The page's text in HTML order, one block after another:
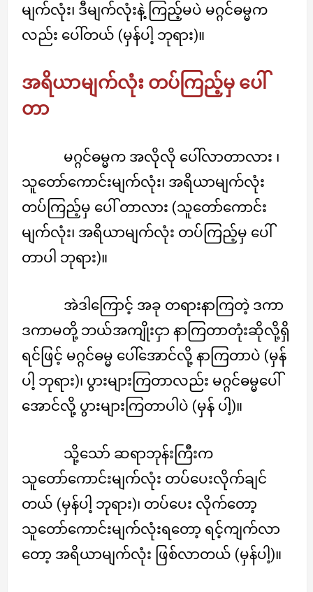
မျက်လုံး၊ ဒီမျက်လုံးနဲ့ ကြည့်မပဲ မဂ္ဂင်ဓမ္မက
လည်း ပေါ်တယ် (မှန်ပါ့ ဘုရား)။
အရိယာမျက်လုံး တပ်ကြည့်မှ ပေါ်
တာ
မဂ္ဂင်ဓမ္မက အလိုလို ပေါ်လာတာလား ၊
သူတော်ကောင်းမျက်လုံး၊ အရိယာမျက်လုံး
တပ်ကြည့်မှ ပေါ် တာလား (သူတော်ကောင်း
မျက်လုံး၊ အရိယာမျက်လုံး တပ်ကြည့်မှ ပေါ်
တာပါ ဘုရား)။
အဲဒါကြောင့် အခု တရားနာကြတဲ့ ဒကာ
ဒကာမတို့ ဘယ်အကျိုးငှာ နာကြတာတုံးဆိုလို့ရှိ
ရင်ဖြင့် မဂ္ဂင်ဓမ္မ ပေါ်အောင်လို့ နာကြတာပဲ (မှန်
ပါ့ ဘုရား)၊ ပွားများကြတာလည်း မဂ္ဂင်ဓမ္မပေါ်
အောင်လို့ ပွားများကြတာပါပဲ (မှန် ပါ့)။
သို့သော် ဆရာဘုန်းကြီးက
သူတော်ကောင်းမျက်လုံး တပ်ပေးလိုက်ချင်
တယ် (မှန်ပါ့ ဘုရား)၊ တပ်ပေး လိုက်တော့
သူတော်ကောင်းမျက်လုံးရတော့ ရင့်ကျက်လာ
တော့ အရိယာမျက်လုံး ဖြစ်လာတယ် (မှန်ပါ့)။